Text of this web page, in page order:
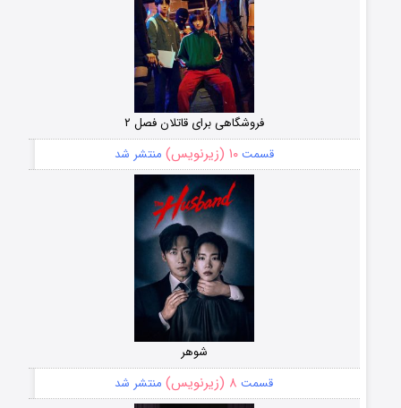
فروشگاهی برای قاتلان فصل ۲
قسمت۱۰ (زیرنویس) منتشر شد
شوهر
قسمت ۸ (زیرنویس) منتشر شد